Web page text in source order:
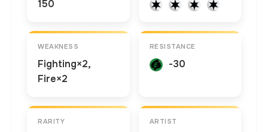
150
WEAKNESS
Fighting×2,
Fire×2
RESISTANCE
-30
RARITY ARTIST